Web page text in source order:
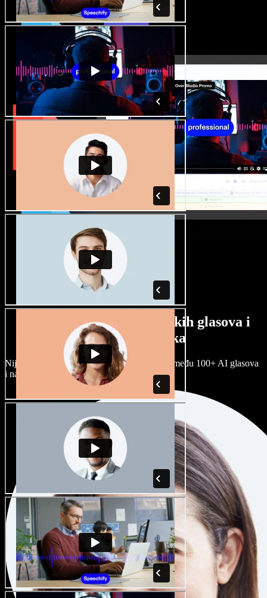
Veliki izbor muških i ženskih glasova i
raznih naglasaka
Nijedan projekt ne mora zvučati isto. Birajte među 100+ AI glasova
i naglasaka i prilagodite ih sebi.